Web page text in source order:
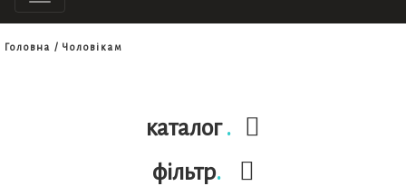
Головна Чоловікам
каталог.
фільтр.